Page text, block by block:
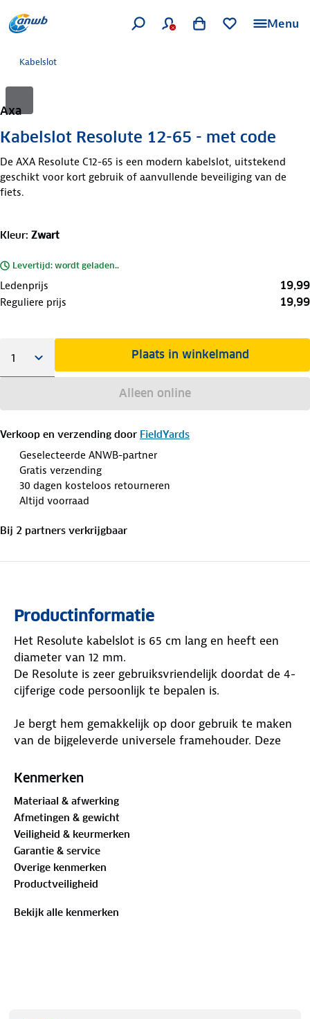
Menu
Kabelslot
Axa
Kabelslot Resolute 12-65 - met code
De AXA Resolute C12-65 is een modern kabelslot, uitstekend
geschikt voor kort gebruik of aanvullende beveiliging van de
fiets.
Kleur: Zwart
Levertijd: wordt geladen..
Ledenprijs 19,99
Reguliere prijs 19,99
Plaats in winkelmand
Alleen online
Verkoop en verzending door FieldYards
Geselecteerde ANWB-partner
Gratis verzending
30 dagen kosteloos retourneren
Altijd voorraad
Bij 2 partners verkrijgbaar
Productinformatie
Het Resolute kabelslot is 65 cm lang en heeft een
diameter van 12 mm.
De Resolute is zeer gebruiksvriendelijk doordat de 4-
cijferige code persoonlijk te bepalen is.
Je bergt hem gemakkelijk op door gebruik te maken
van de bijgeleverde universele framehouder. Deze
waardoor deze ook onderling uitwisselbaar is.
AXA Resolute sloten onderscheiden zich door de
chique roestvaststalen details en de luxe matte
coating van de kabel.
Kenmerken
Materiaal & afwerking
Afmetingen & gewicht
Veiligheid & keurmerken
Garantie & service
Overige kenmerken
Productveiligheid
Bekijk alle kenmerken